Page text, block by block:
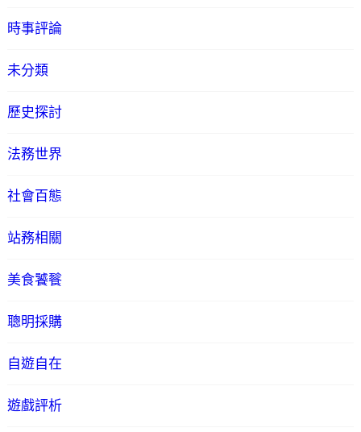
時事評論
未分類
歷史探討
法務世界
社會百態
站務相關
美食饕餮
聰明採購
自遊自在
遊戲評析